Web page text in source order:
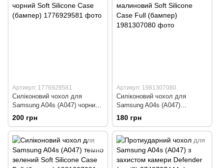
Артикул: 1776929581
Силіконовий чохол для
Samsung A04s (A047) чорний
Soft Silicone Case (бампер)
200 грн
Артикул: 1981307080
Силіконовий чохол для
Samsung A04s (A047)
малиновий Soft Silicone Case
Full (бампер)
180 грн